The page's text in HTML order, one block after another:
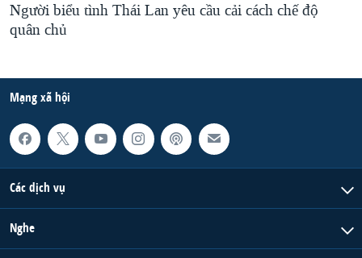
Người biểu tình Thái Lan yêu cầu cải cách chế độ
quân chủ
Mạng xã hội
Các dịch vụ
Nghe